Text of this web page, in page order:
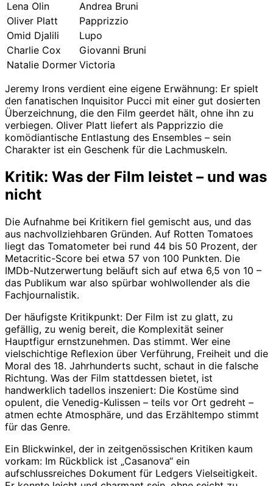
Lena Olin
Andrea Bruni
Oliver Platt
Papprizzio
Omid Djalili
Lupo
Charlie Cox
Giovanni Bruni
Natalie Dormer Victoria
Jeremy Irons verdient eine eigene Erwähnung: Er spielt
den fanatischen Inquisitor Pucci mit einer gut dosierten
Überzeichnung, die den Film geerdet hält, ohne ihn zu
verbiegen. Oliver Platt liefert als Papprizzio die
komödiantische Entlastung des Ensembles – sein
Charakter ist ein Geschenk für die Lachmuskeln.
Kritik: Was der Film leistet – und was
nicht
Die Aufnahme bei Kritikern fiel gemischt aus, und das
aus nachvollziehbaren Gründen. Auf Rotten Tomatoes
liegt das Tomatometer bei rund 44 bis 50 Prozent, der
Metacritic-Score bei etwa 57 von 100 Punkten. Die
IMDb-Nutzerwertung beläuft sich auf etwa 6,5 von 10 –
das Publikum war also spürbar wohlwollender als die
Fachjournalistik.
Der häufigste Kritikpunkt: Der Film ist zu glatt, zu
gefällig, zu wenig bereit, die Komplexität seiner
Hauptfigur ernstzunehmen. Das stimmt. Wer eine
vielschichtige Reflexion über Verführung, Freiheit und die
Moral des 18. Jahrhunderts sucht, schaut in die falsche
Richtung. Was der Film stattdessen bietet, ist
handwerklich tadellos inszeniert: Die Kostüme sind
opulent, die Venedig-Kulissen – teils vor Ort gedreht –
atmen echte Atmosphäre, und das Erzähltempo stimmt
für das Genre.
Ein Blickwinkel, der in zeitgenössischen Kritiken kaum
vorkam: Im Rückblick ist „Casanova“ ein
aufschlussreiches Dokument für Ledgers Vielseitigkeit.